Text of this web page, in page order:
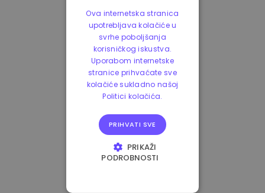
Ova internetska stranica
upotrebljava kolačiće u
svrhe poboljšanja
korisničkog iskustva.
Uporabom internetske
stranice prihvaćate sve
kolačiće sukladno našoj
Politici kolačića.
PRIHVATI SVE
PRIKAŽI
PODROBNOSTI